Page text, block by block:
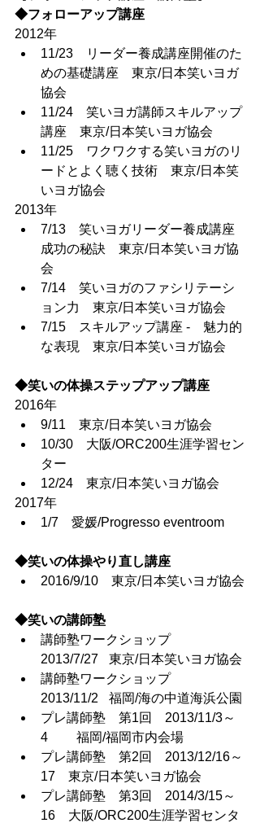
◆フォローアップ講座
11/23　リーダー養成講座開催のた
めの基礎講座　東京/日本笑いヨガ
協会
11/24　笑いヨガ講師スキルアップ
講座　東京/日本笑いヨガ協会
11/25　ワクワクする笑いヨガのリ
ードとよく聴く技術　東京/日本笑
いヨガ協会
2013年
7/13　笑いヨガリーダー養成講座
成功の秘訣　東京/日本笑いヨガ協
会
7/14　笑いヨガのファシリテーシ
ョン力　東京/日本笑いヨガ協会
7/15　スキルアップ講座 -　魅力的
な表現　東京/日本笑いヨガ協会
◆笑いの体操ステップアップ講座
2016年
9/11　東京/日本笑いヨガ協会
10/30　大阪/ORC200生涯学習セン
ター
12/24　東京/日本笑いヨガ協会
2017年
1/7　愛媛/Progresso eventroom
◆笑いの体操やり直し講座
2016/9/10　東京/日本笑いヨガ協会
◆笑いの講師塾
講師塾ワークショップ
2013/7/27	 東京/日本笑いヨガ協会
講師塾ワークショップ
2013/11/2	 福岡/海の中道海浜公園
プレ講師塾　第1回　2013/11/3～
4	 福岡/福岡市内会場
プレ講師塾　第2回　2013/12/16～
17　東京/日本笑いヨガ協会
プレ講師塾　第3回　2014/3/15～
16　大阪/ORC200生涯学習センタ